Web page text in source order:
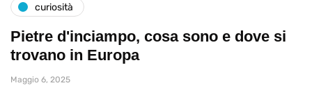
curiosità
Pietre d'inciampo, cosa sono e dove si
trovano in Europa
Maggio 6, 2025